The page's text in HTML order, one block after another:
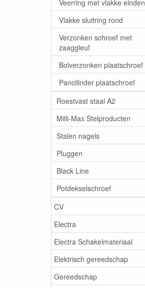
Veerring met vlakke einden
Vlakke sluitring rond
Verzonken schroef met
zaaggleuf
Bolverzonken plaatschroef
Pancilinder plaatschroef
Roestvast staal A2
Milli-Max Stelproducten
Stalen nagels
Pluggen
Black Line
Potdekselschroef
CV
Electra
Electra Schakelmateriaal
Elektrisch gereedschap
Gereedschap